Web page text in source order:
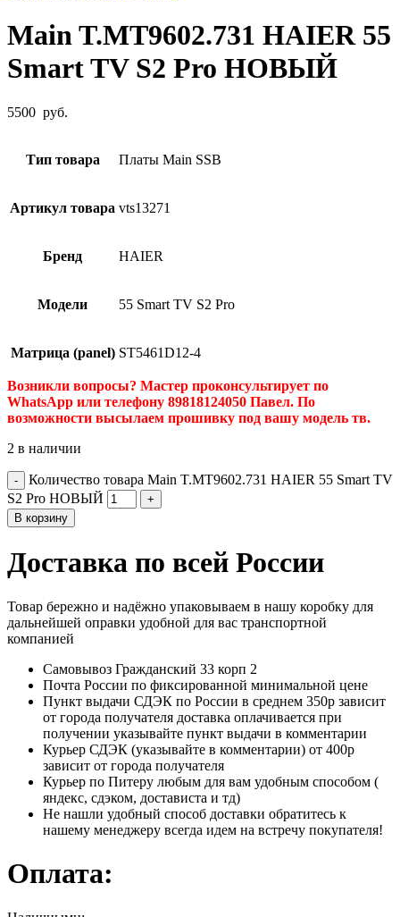
Main T.MT9602.731 HAIER 55
Smart TV S2 Pro НОВЫЙ
5500 руб.
Тип товара Платы Main SSB
Артикул товара vts13271
Бренд HAIER
Модели 55 Smart TV S2 Pro
Матрица (panel) ST5461D12-4
Возникли вопросы? Мастер проконсультирует по
WhatsApp или телефону 89818124050 Павел. По
возможности высылаем прошивку под вашу модель тв.
2 в наличии
Количество товара Main T.MT9602.731 HAIER 55 Smart TV
S2 Pro НОВЫЙ
В корзину
Доставка по всей России
Товар бережно и надёжно упаковываем в нашу коробку для
дальнейшей оправки удобной для вас транспортной
компанией
Самовывоз Гражданский 33 корп 2
Почта России по фиксированной минимальной цене
Пункт выдачи СДЭК по России в среднем 350р зависит
от города получателя доставка оплачивается при
получении указывайте пункт выдачи в комментарии
Курьер СДЭК (указывайте в комментарии) от 400р
зависит от города получателя
Курьер по Питеру любым для вам удобным способом (
яндекс, сдэком, достависта и тд)
Не нашли удобный способ доставки обратитесь к
нашему менеджеру всегда идем на встречу покупателя!
Оплата: